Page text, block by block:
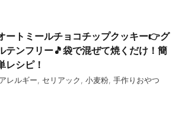
ートミールチョコチップクッキー👉グ
テンフリー🎵袋で混ぜて焼くだけ！簡
レシピ！
アレルギー セリアック 小麦粉 手作りおやつ